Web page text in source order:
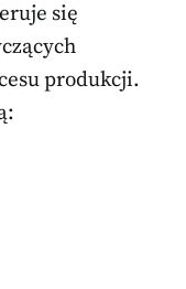
się
produkcji.